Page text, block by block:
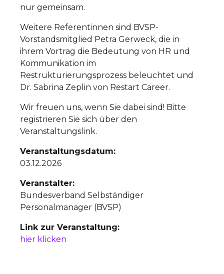
nur gemeinsam.
Weitere Referentinnen sind BVSP-
Vorstandsmitglied Petra Gerweck, die in
ihrem Vortrag die Bedeutung von HR und
Kommunikation im
Restrukturierungsprozess beleuchtet und
Dr. Sabrina Zeplin von Restart Career.
Wir freuen uns, wenn Sie dabei sind! Bitte
registrieren Sie sich über den
Veranstaltungslink.
Veranstaltungsdatum:
03.12.2026
Veranstalter:
Bundesverband Selbständiger
Personalmanager (BVSP)
Link zur Veranstaltung:
hier klicken